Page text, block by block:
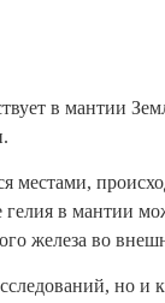
в мантии
в мантии
железа во
но